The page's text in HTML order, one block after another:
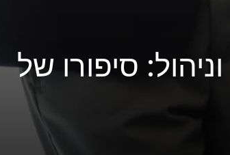
סיפורו של